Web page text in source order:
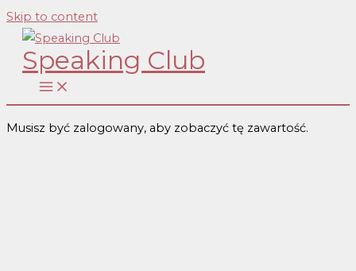
Skip to content
Speaking Club
Musisz być zalogowany, aby zobaczyć tę zawartość.